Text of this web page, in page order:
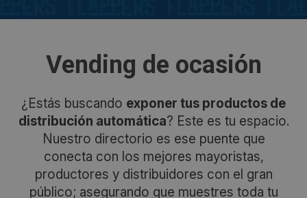
Vending de ocasión
¿Estás buscando exponer tus productos de
distribución automática? Este es tu espacio.
Nuestro directorio es ese puente que
conecta con los mejores mayoristas,
productores y distribuidores con el gran
público; asegurando que muestres toda tu